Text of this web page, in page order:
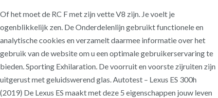
Of het moet de RC F met zijn vette V8 zijn. Je voelt je
ogenblikkelijk zen. De Onderdelenlijn gebruikt functionele en
analytische cookies en verzamelt daarmee informatie over het
gebruik van de website om u een optimale gebruikerservaring te
bieden. Sporting Exhilaration. De voorruit en voorste zijruiten zijn
uitgerust met geluidswerend glas. Autotest – Lexus ES 300h
(2019) De Lexus ES maakt met deze 5 eigenschappen jouw leven